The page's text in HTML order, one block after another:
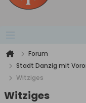
Forum
Stadt Danzig mit
Witziges
Witziges